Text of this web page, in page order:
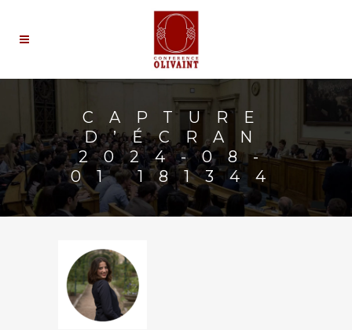
CAPTURE
D’ÉCRAN
2024-08-
01 181344